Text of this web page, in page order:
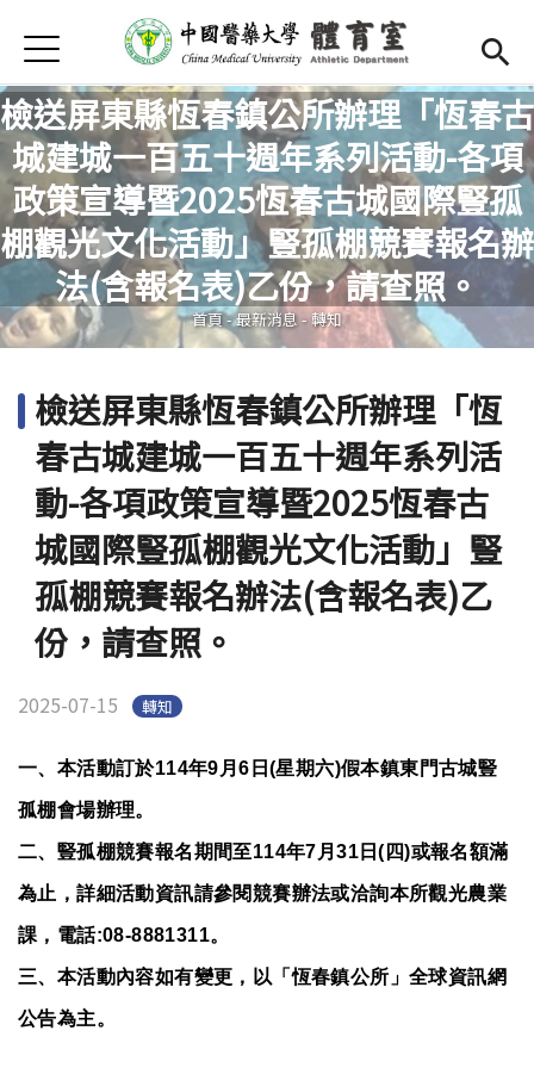
首頁
首頁
簡介
師資陣容
Open submenu (運動場地)
運動場地
活動競賽
Open submenu (獎學金)
獎學金
選課
醫學盃
English
Jump to Navigation
Jump to Main content
檢送屏東縣恆春鎮公所辦理「恆春古
城建城一百五十週年系列活動-各項
政策宣導暨2025恆春古城國際豎孤
棚觀光文化活動」豎孤棚競賽報名辦
法(含報名表)乙份，請查照。
您在這裡
首頁-最新消息-轉知
檢送屏東縣恆春鎮公所辦理「恆
春古城建城一百五十週年系列活
動-各項政策宣導暨2025恆春古
城國際豎孤棚觀光文化活動」豎
孤棚競賽報名辦法(含報名表)乙
份，請查照。
2025-07-15 轉知
一、本活動訂於114年9月6日(星期六)假本鎮東門古城豎
孤棚會場辦理。
二、豎孤棚競賽報名期間至114年7月31日(四)或報名額滿
為止，詳細活動資訊請參閱競賽辦法或洽詢本所觀光農業
課，電話:08-8881311。
三、本活動內容如有變更，以「恆春鎮公所」全球資訊網
公告為主。